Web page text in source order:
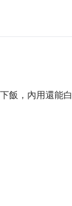
飯，內用還能白